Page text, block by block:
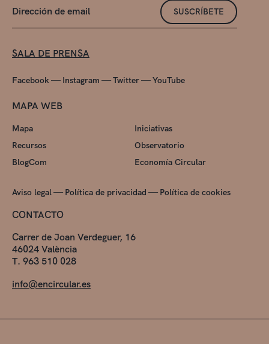
SUSCRÍBETE
SALA DE PRENSA
Facebook — Instagram —Twitter—YouTube
MAPA WEB
Mapa
Iniciativas
Recursos
Observatorio
BlogCom
Economía Circular
Aviso legal— Política de privacidad — Política de cookies
CONTACTO
Carrer de Joan Verdeguer, 16
46024 València
T. 963 510 028
info@encircular.es